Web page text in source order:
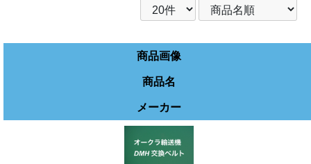
商品画像
商品名
メーカー